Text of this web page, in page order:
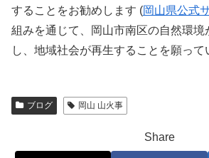
することをお勧めします (岡山県公式
組みを通じて、岡山市南区の自然環境
し、地域社会が再生することを願って
ブログ 岡山 山火事
Share